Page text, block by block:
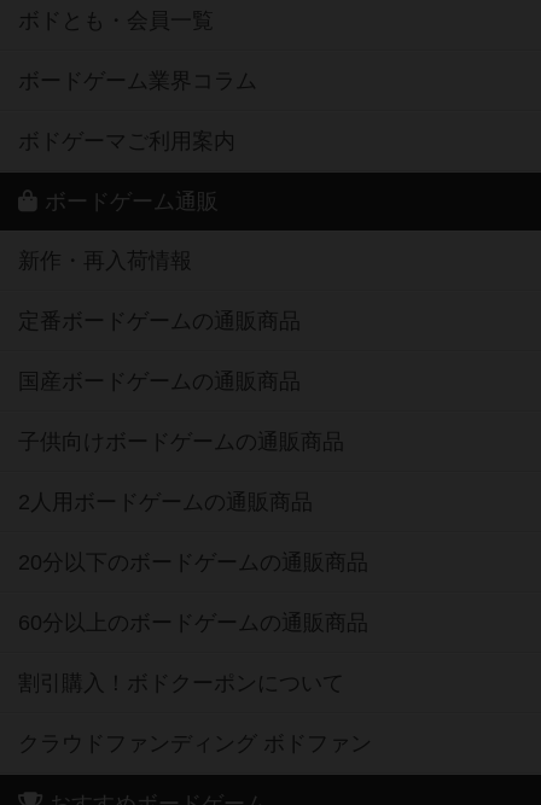
ボドとも・会員一覧
ボードゲーム業界コラム
ボドゲーマご利用案内
ボードゲーム通販
新作・再入荷情報
定番ボードゲームの通販商品
国産ボードゲームの通販商品
子供向けボードゲームの通販商品
2人用ボードゲームの通販商品
20分以下のボードゲームの通販商品
60分以上のボードゲームの通販商品
割引購入！ボドクーポンについて
クラウドファンディング ボドファン